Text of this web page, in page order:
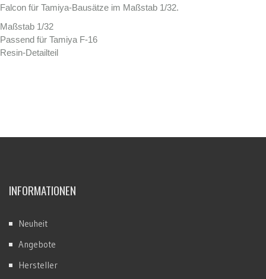
Falcon für Tamiya-Bausätze im Maßstab 1/32.
Maßstab 1/32
Passend für Tamiya F-16
Resin-Detailteil
INFORMATIONEN
Neuheit
Angebote
Hersteller